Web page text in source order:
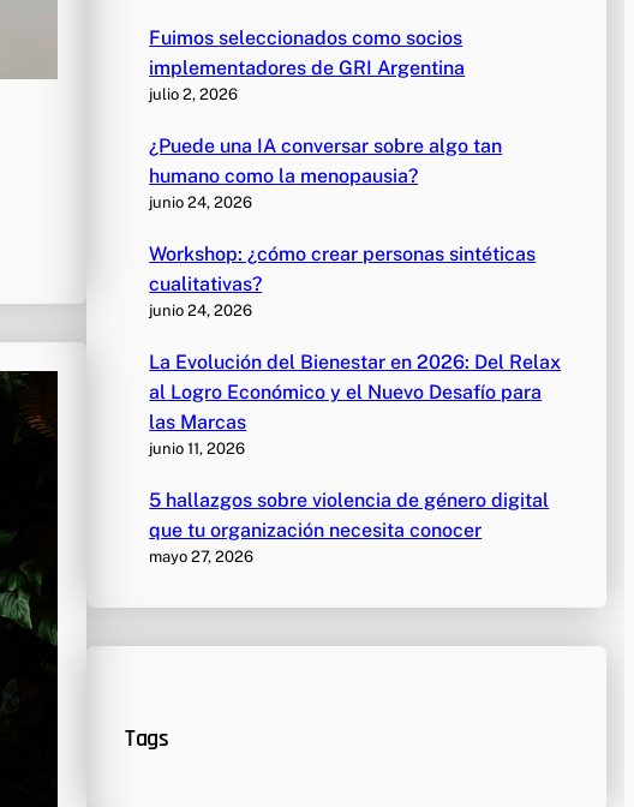
Fuimos seleccionados como socios
implementadores de GRI Argentina
julio 2, 2026
¿Puede una IA conversar sobre algo tan
humano como la menopausia?
junio 24, 2026
Workshop: ¿cómo crear personas sintéticas
cualitativas?
junio 24, 2026
La Evolución del Bienestar en 2026: Del Relax
al Logro Económico y el Nuevo Desafío para
las Marcas
junio 11, 2026
5 hallazgos sobre violencia de género digital
que tu organización necesita conocer
mayo 27, 2026
Tags